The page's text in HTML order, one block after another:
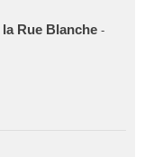
Rue Blanche-